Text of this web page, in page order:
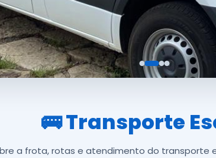
🚌 Transporte
a frota, rotas e atendimento do transporte